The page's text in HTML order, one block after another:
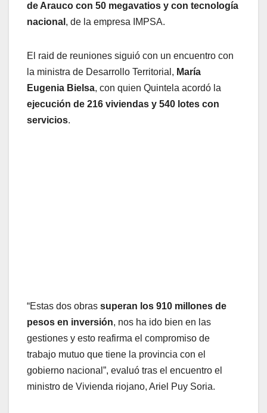
de Arauco con 50 megavatios y con tecnología
nacional , de la empresa IMPSA.
El raid de reuniones siguió con un encuentro con
la ministra de Desarrollo Territorial, María
Eugenia Bielsa, con quien Quintela acordó la
ejecución de 216 viviendas y 540 lotes con
servicios.
“Estas dos obras superan los 910 millones de
pesos en inversión, nos ha ido bien en las
gestiones y esto reafirma el compromiso de
trabajo mutuo que tiene la provincia con el
gobierno nacional”, evaluó tras el encuentro el
ministro de Vivienda riojano, Ariel Puy Soria.